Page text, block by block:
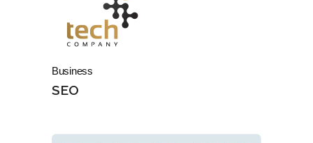
Business
SEO